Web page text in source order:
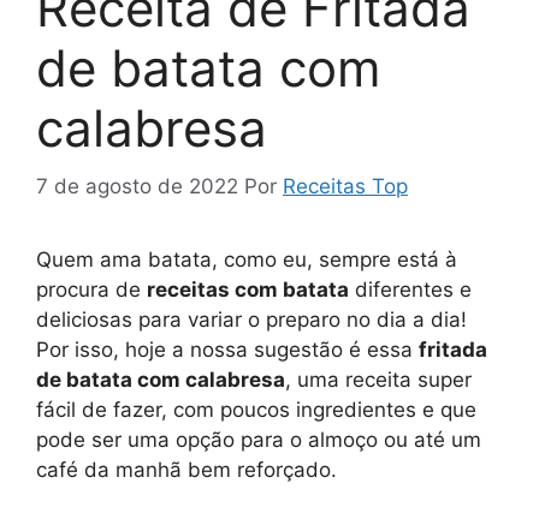
de batata com
calabresa
7 de agosto de 2022 Por Receitas Top
Quem ama batata, como eu, sempre está à
procura de receitas com batata diferentes e
deliciosas para variar o preparo no dia a dia!
Por isso, hoje a nossa sugestão é essa fritada
de batata com calabresa, uma receita super
fácil de fazer, com poucos ingredientes e que
pode ser uma opção para o almoço ou até um
café da manhã bem reforçado.